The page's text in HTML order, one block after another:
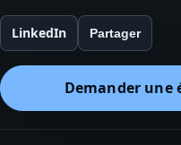
LinkedIn Partager
Demander une